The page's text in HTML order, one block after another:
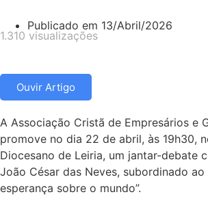
Publicado em 13/Abril/2026
1.310 visualizações
Ouvir Artigo
A Associação Cristã de Empresários e
promove no dia 22 de abril, às 19h30,
Diocesano de Leiria, um jantar-debate
João César das Neves, subordinado
esperança sobre o mundo”.